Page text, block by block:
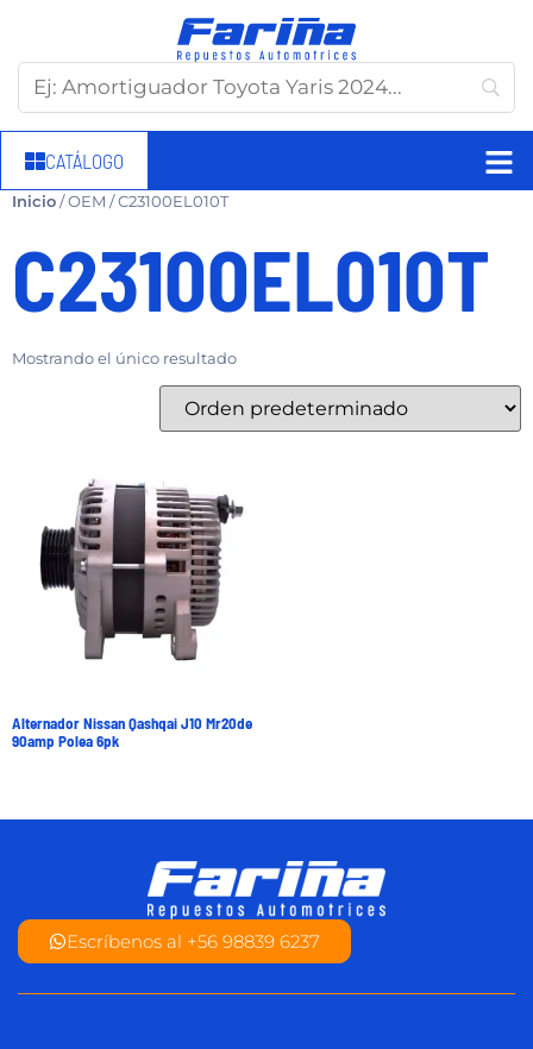
CATÁLOGO
Inicio/ OEM / C23100EL010T
C23100EL010T
Mostrando el único resultado
Alternador Nissan Qashqai J10 Mr20de
90amp Polea 6pk
Escríbenos al +56 98839 6237